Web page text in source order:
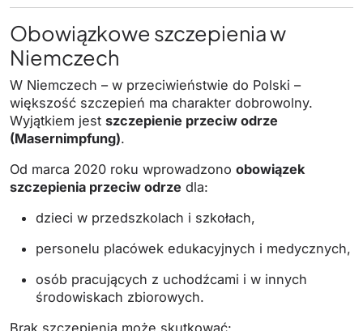
Obowiązkowe szczepienia w
Niemczech
W Niemczech – w przeciwieństwie do Polski –
większość szczepień ma charakter dobrowolny.
Wyjątkiem jest szczepienie przeciw odrze
(Masernimpfung).
Od marca 2020 roku wprowadzono obowiązek
szczepienia przeciw odrze dla:
dzieci w przedszkolach i szkołach,
personelu placówek edukacyjnych i medycznych,
osób pracujących z uchodźcami i w innych
środowiskach zbiorowych.
Brak szczepienia może skutkować: